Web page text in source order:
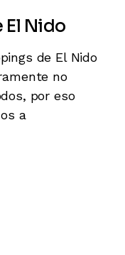
El Nido
de El Nido
no
por eso
a